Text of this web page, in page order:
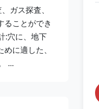
ガス探査、
ることができ
:穴に、地下
に適した、
...